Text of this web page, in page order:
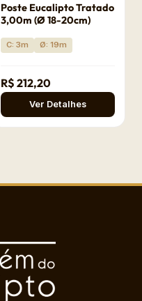
Poste Eucalipto Tratado
3,00m (Ø 18-20cm)
C: 3m Ø: 19m
R$ 212,20
Ver Detalhes